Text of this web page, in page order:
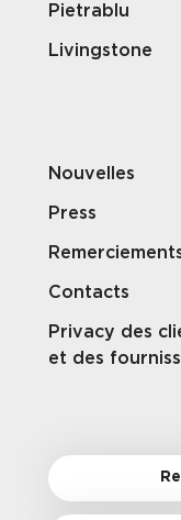
Pietrablu
Livingstone
Nouvelles
Press
Contacts
Privacy des
et des